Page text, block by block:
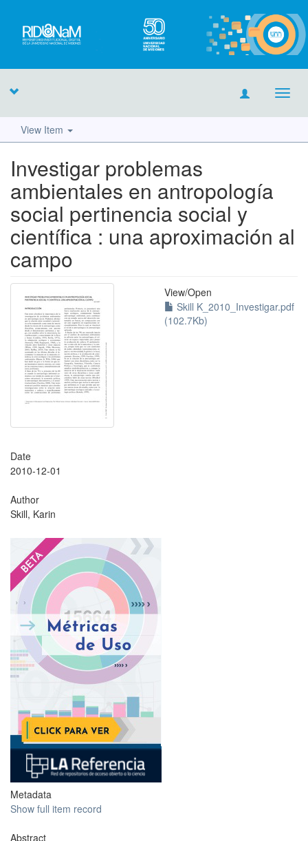
View Item
Investigar problemas
ambientales en antropología
social pertinencia social y
científica : una aproximación al
campo
View/Open
Skill K_2010_Investigar.pdf
(102.7Kb)
Date
2010-12-01
Author
Skill, Karin
?
Metadata
Show full item record
Abstract